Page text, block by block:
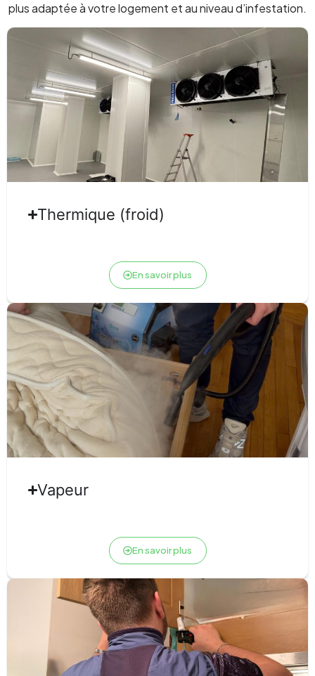
plus adaptée à votre logement et au niveau d’infestation.
Thermique (froid)
En savoir plus
Vapeur
En savoir plus